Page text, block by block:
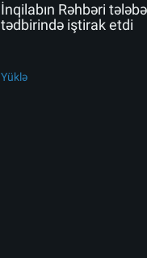
İnqilabın Rəhbəri
tədbirində iştirak etdi
Yüklə